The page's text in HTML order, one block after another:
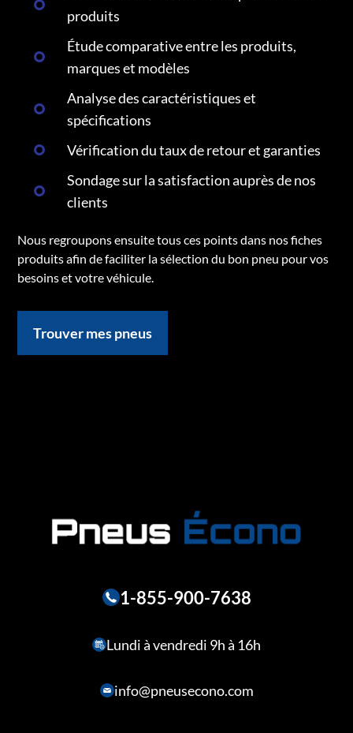
produits
Étude comparative entre les produits,
marques et modèles
Analyse des caractéristiques et
spécifications
Vérification du taux de retour et garanties
Sondage sur la satisfaction auprès de nos
clients
Nous regroupons ensuite tous ces points dans nos fiches
produits afin de faciliter la sélection du bon pneu pour vos
besoins et votre véhicule.
Trouver mes pneus
1-855-900-7638
Lundi à vendredi 9h à 16h
info@pneusecono.com